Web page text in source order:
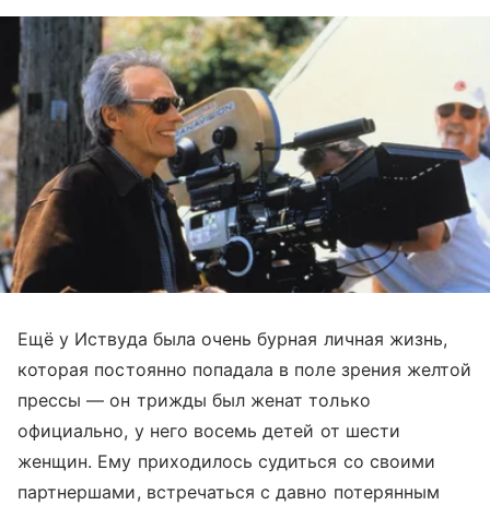
Ещё у Иствуда была очень бурная личная жизнь,
которая постоянно попадала в поле зрения желтой
прессы — он трижды был женат только
официально, у него восемь детей от шести
женщин. Ему приходилось судиться со своими
партнершами, встречаться с давно потерянным